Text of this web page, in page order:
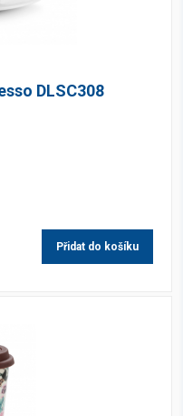
DLSC308
Přidat do košíku